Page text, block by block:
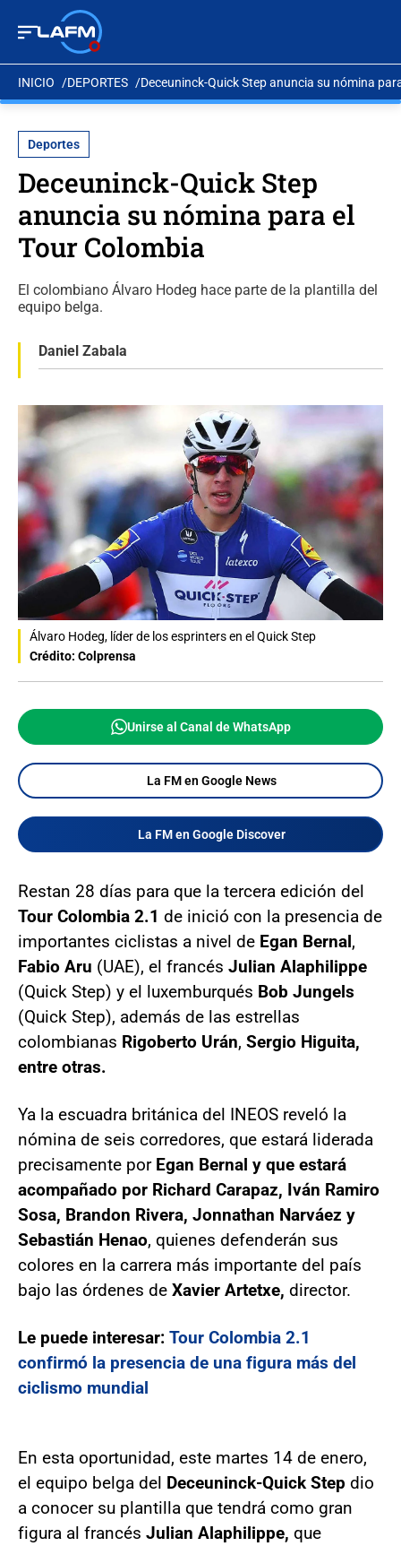
INICIO DEPORTES Deceuninck-Quick Step anuncia su nómina
Deportes
Deceuninck-Quick Step
anuncia su nómina para el
Tour Colombia
El colombiano Álvaro Hodeg hace parte de la plantilla del
equipo belga.
Daniel Zabala
Álvaro Hodeg, líder de los esprinters en el Quick Step
Crédito: Colprensa
Unirse al Canal de WhatsApp
La FM en Google News
La FM en Google Discover
Restan 28 días para que la tercera edición del
Tour Colombia 2.1 de inició con la presencia de
importantes ciclistas a nivel de Egan Bernal,
Fabio Aru (UAE), el francés Julian Alaphilippe
(Quick Step) y el luxemburqués Bob Jungels
(Quick Step), además de las estrellas
colombianas Rigoberto Urán, Sergio Higuita,
entre otras.
Ya la escuadra británica del INEOS reveló la
nómina de seis corredores, que estará liderada
precisamente por Egan Bernal y que estará
acompañado por Richard Carapaz, Iván Ramiro
Sosa, Brandon Rivera, Jonnathan Narváez y
Sebastián Henao, quienes defenderán sus
colores en la carrera más importante del país
bajo las órdenes de Xavier Artetxe, director.
Le puede interesar: Tour Colombia 2.1
confirmó la presencia de una figura más del
ciclismo mundial
En esta oportunidad, este martes 14 de enero,
el equipo belga del Deceuninck-Quick Step dio
a conocer su plantilla que tendrá como gran
figura al francés Julian Alaphilippe, que